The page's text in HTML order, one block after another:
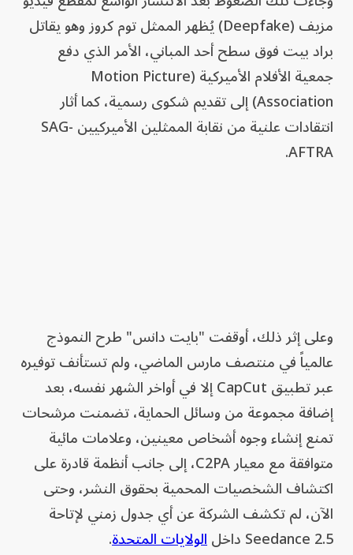
مزيف (Deepfake) يُظهر الممثل توم كروز وهو يقاتل
براد بيت فوق سطح أحد المباني، الأمر الذي دفع
جمعية الأفلام الأميركية (Motion Picture
Association) إلى تقديم شكوى رسمية، كما أثار
انتقادات علنية من نقابة الممثلين الأميركيين SAG-
AFTRA.
وعلى إثر ذلك، أوقفت "بايت دانس" طرح النموذج
عالمياً في منتصف مارس الماضي، ولم تستأنف توفيره
عبر تطبيق CapCut إلا في أواخر الشهر نفسه، بعد
إضافة مجموعة من وسائل الحماية، تضمنت مرشحات
تمنع إنشاء وجوه أشخاص معينين، وعلامات مائية
متوافقة مع معيار C2PA، إلى جانب أنظمة قادرة على
اكتشاف الشخصيات المحمية بحقوق النشر، وحتى
الآن، لم تكشف الشركة عن أي جدول زمني لإتاحة
Seedance 2.5 داخل
الولايات المتحدة.